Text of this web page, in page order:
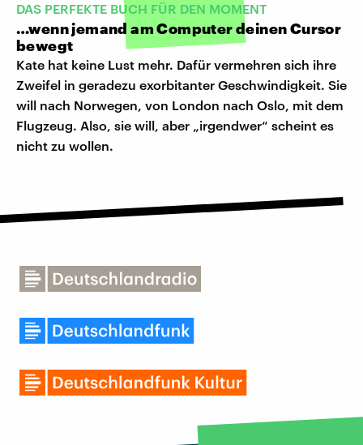
DAS PERFEKTE BUCH FÜR DEN MOMENT
…wenn jemand am Computer deinen Cursor
bewegt
Kate hat keine Lust mehr. Dafür vermehren sich ihre
Zweifel in geradezu exorbitanter Geschwindigkeit. Sie
will nach Norwegen, von London nach Oslo, mit dem
Flugzeug. Also, sie will, aber „irgendwer“ scheint es
nicht zu wollen.